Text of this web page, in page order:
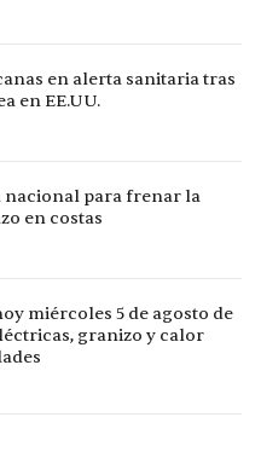
en alerta sanitaria tras
en EE.UU.
nacional para frenar la
en costas
miércoles 5 de agosto de
granizo y calor